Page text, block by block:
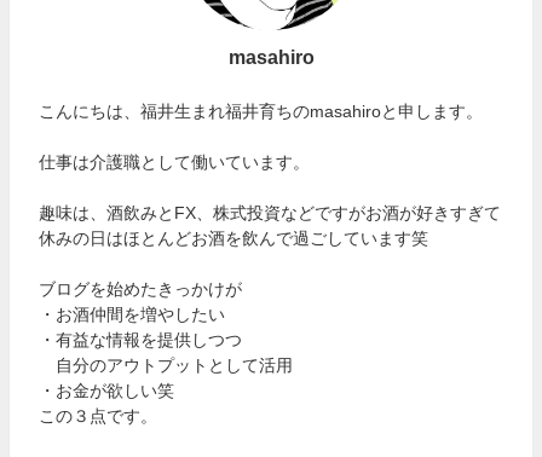
masahiro
こんにちは、福井生まれ福井育ちのmasahiroと申します。
仕事は介護職として働いています。
趣味は、酒飲みとFX、株式投資などですがお酒が好きすぎて
休みの日はほとんどお酒を飲んで過ごしています笑
ブログを始めたきっかけが
・お酒仲間を増やしたい
・有益な情報を提供しつつ
自分のアウトプットとして活用
・お金が欲しい笑
この３点です。